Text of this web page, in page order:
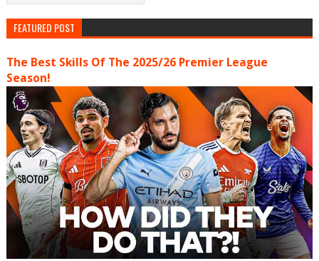
FEATURED POST
The Best Skills Of The 2025/26 Premier League
Season!